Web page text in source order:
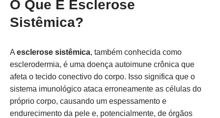
O Que É Esclerose
Sistêmica?
A esclerose sistêmica, também conhecida como
esclerodermia, é uma doença autoimune crônica que
afeta o tecido conectivo do corpo. Isso significa que o
sistema imunológico ataca erroneamente as células do
próprio corpo, causando um espessamento e
endurecimento da pele e, potencialmente, de órgãos